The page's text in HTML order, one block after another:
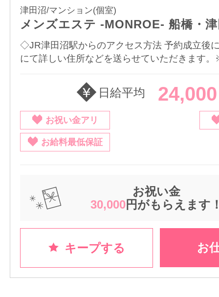
津田沼/マンション(個室)
メンズエステ -MONROE- 船橋・
◇JR津田沼駅からのアクセス方法 予約成立後
にて詳しい住所などを送らせていただきます
日給平均
お祝い金アリ
お給料最低保証
お祝い金
30,000円がもらえます
キープする お